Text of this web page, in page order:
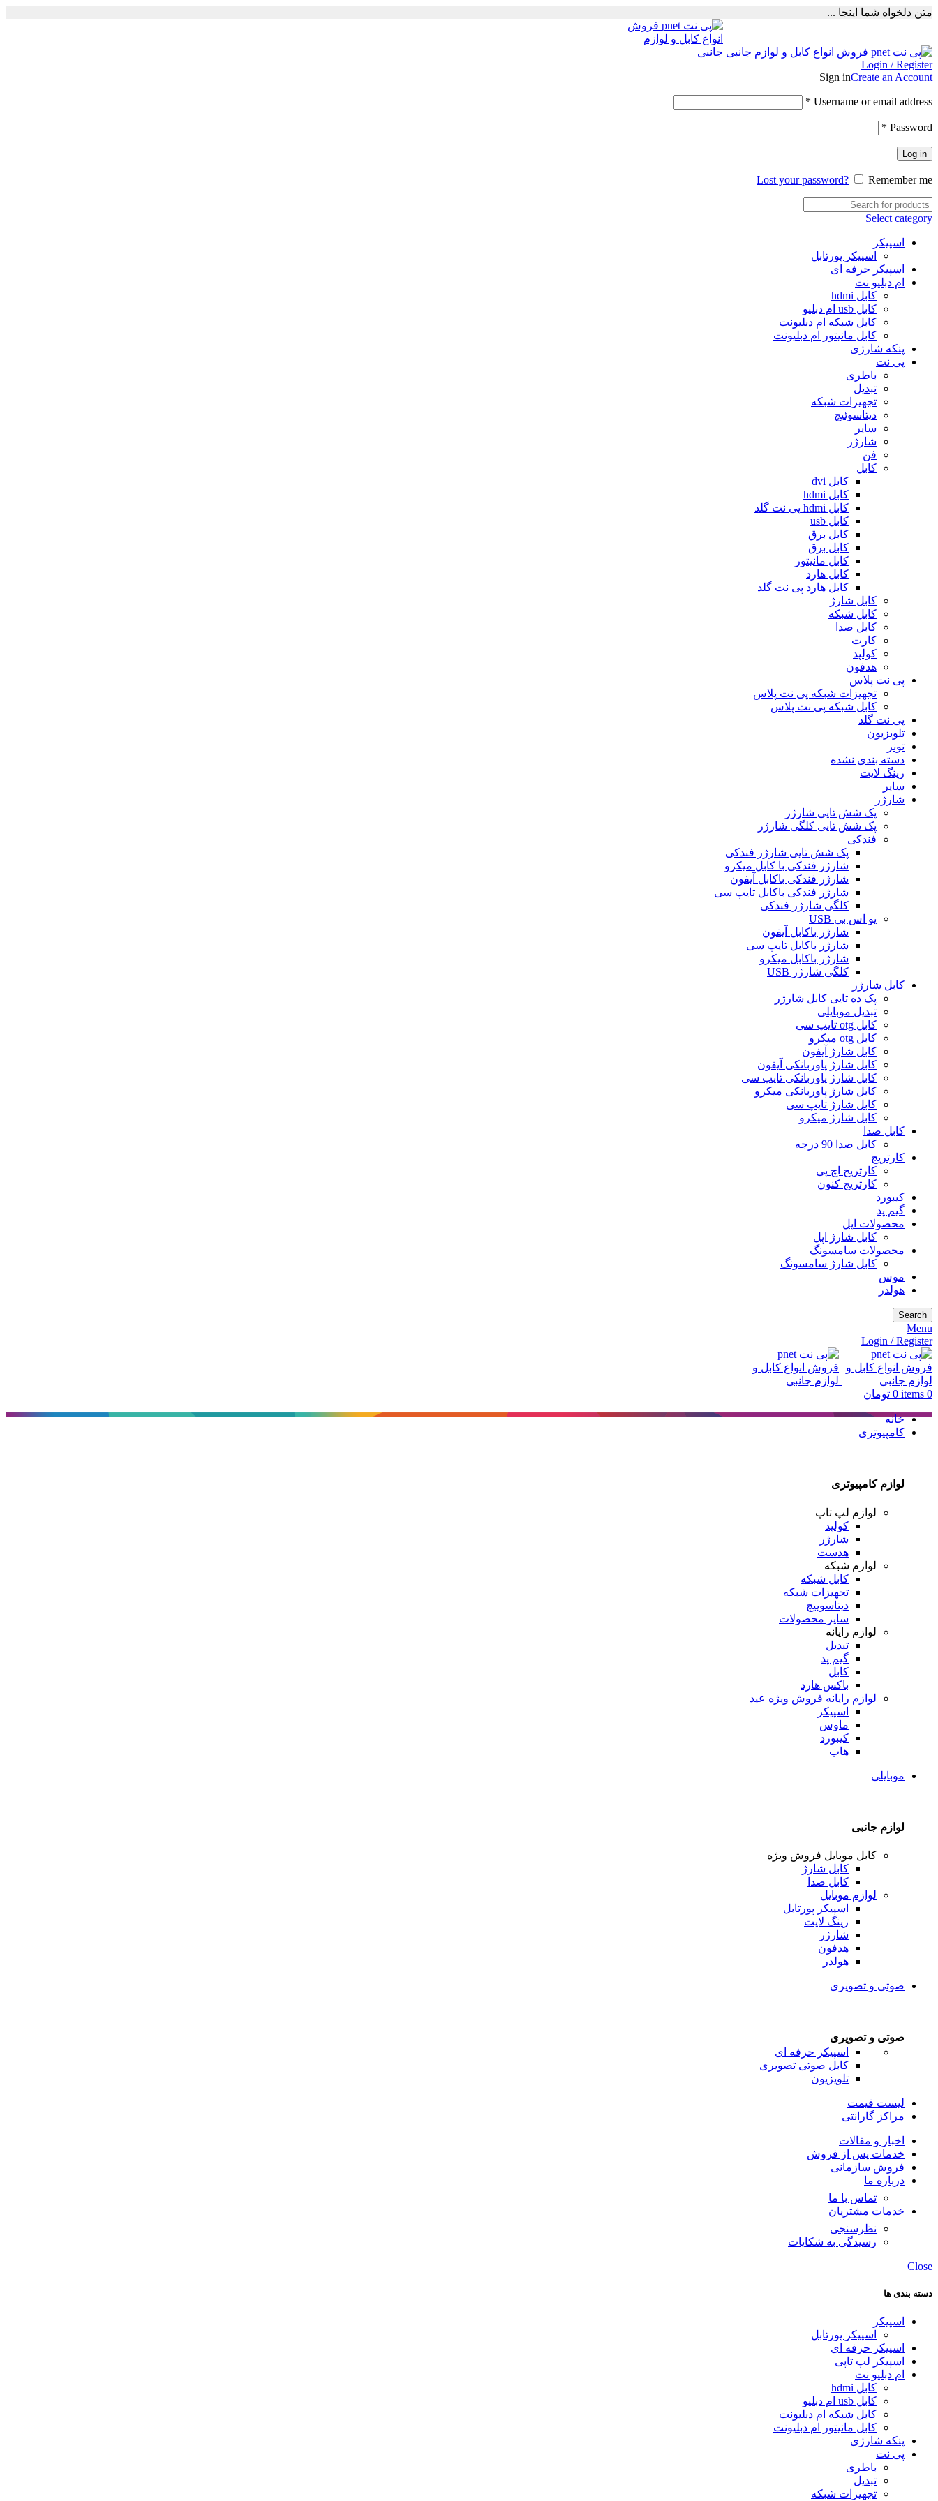
متن دلخواه شما اینجا ...
Login / Register
Sign inCreate an Account
Username or email address
*
Password
*
Log in
Lost your password? Remember me
Select category
اسپیکر
اسپیکر پورتابل
اسپیکر حرفه ای
ام دبلیو نت
کابل hdmi
کابل usb ام دبلیو
کابل شبکه ام دبلیونت
کابل مانیتور ام دبلیونت
پنکه شارژی
پی نت
باطری
تبدیل
تجهیزات شبکه
دیتاسوئیچ
سایر
شارژر
فن
کابل
کابل dvi
کابل hdmi
کابل hdmi پی نت گلد
کابل usb
کابل برق
کابل برق
کابل مانیتور
کابل هارد
کابل هارد پی نت گلد
کابل شارژ
کابل شبکه
کابل صدا
کارت
کولپد
هدفون
پی نت پلاس
تجهیزات شبکه پی نت پلاس
کابل شبکه پی نت پلاس
پی نت گلد
تلویزیون
تونر
دسته بندی نشده
رینگ لایت
سایر
شارژر
پک شش تایی شارژر
پک شش تایی کلگی شارژر
فندکی
پک شش تایی شارژر فندکی
شارژر فندکی با کابل میکرو
شارژر فندکی باکابل آیفون
شارژر فندکی باکابل تایپ سی
کلگی شارژر فندکی
یو اس بی USB
شارژر باکابل آیفون
شارژر باکابل تایپ سی
شارژر باکابل میکرو
کلگی شارژر USB
کابل شارژر
پک ده تایی کابل شارژر
تبدیل موبایلی
کابل otg تایپ سی
کابل otg میکرو
کابل شارژ آیفون
کابل شارژ پاوربانکی آیفون
کابل شارژ پاوربانکی تایپ سی
کابل شارژ پاوربانکی میکرو
کابل شارژ تایپ سی
کابل شارژ میکرو
کابل صدا
کابل صدا 90 درجه
کارتریج
کارتریج اچ پی
کارتریج کنون
کیبورد
گیم پد
محصولات اپل
کابل شارژ اپل
محصولات سامسونگ
کابل شارژ سامسونگ
موس
هولدر
Search
Menu
Login / Register
0
items
0 تومان
خانه
کامپیوتری
لوازم کامپیوتری
لوازم لپ تاپ
کولپد
شارژر
هدست
لوازم شبکه
کابل شبکه
تجهیزات شبکه
دیتاسوییچ
سایر محصولات
لوازم رایانه
تبدیل
گیم پد
کابل
باکس هارد
لوازم رایانه فروش ویژه عید
اسپیکر
ماوس
کیبورد
هاب
موبایلی
لوازم جانبی
کابل موبایل فروش ویژه
کابل شارژ
کابل صدا
لوازم موبایل
اسپیکر پورتابل
رینگ لایت
شارژر
هدفون
هولدر
صوتی و تصویری
صوتی و تصویری
اسپیکر حرفه ای
کابل صوتی تصویری
تلویزیون
لیست قیمت
مراکز گارانتی
اخبار و مقالات
خدمات پس از فروش
فروش سازمانی
درباره ما
تماس با ما
خدمات مشتریان
نظرسنجی
رسیدگی به شکایات
Close
دسته بندی ها
اسپیکر
اسپیکر پورتابل
اسپیکر حرفه ای
اسپیکر لپ تاپی
ام دبلیو نت
کابل hdmi
کابل usb ام دبلیو
کابل شبکه ام دبلیونت
کابل مانیتور ام دبلیونت
پنکه شارژی
پی نت
باطری
تبدیل
تجهیزات شبکه